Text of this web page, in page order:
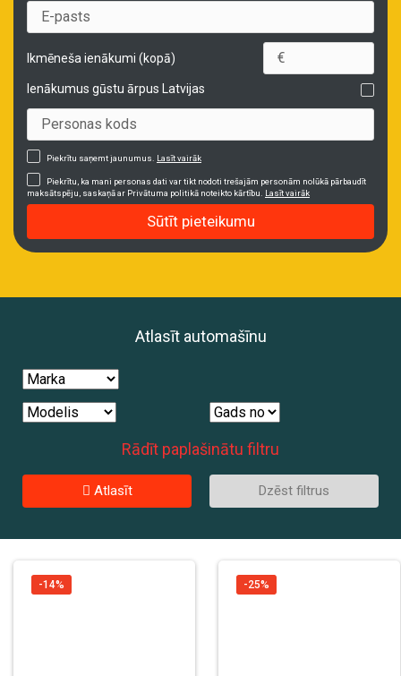
Ikmēneša ienākumi (kopā)
Ienākumus gūstu ārpus Latvijas
Piekrītu saņemt jaunumus. Lasīt vairāk
Piekrītu, ka mani personas dati var tikt nodoti trešajām personām nolūkā pārbaudīt
maksātspēju, saskaņā ar Privātuma politikā noteikto kārtību. Lasīt vairāk
Sūtīt pieteikumu
Atlasīt automašīnu
Rādīt paplašinātu filtru
Atlasīt Dzēst filtrus
-14% -25%